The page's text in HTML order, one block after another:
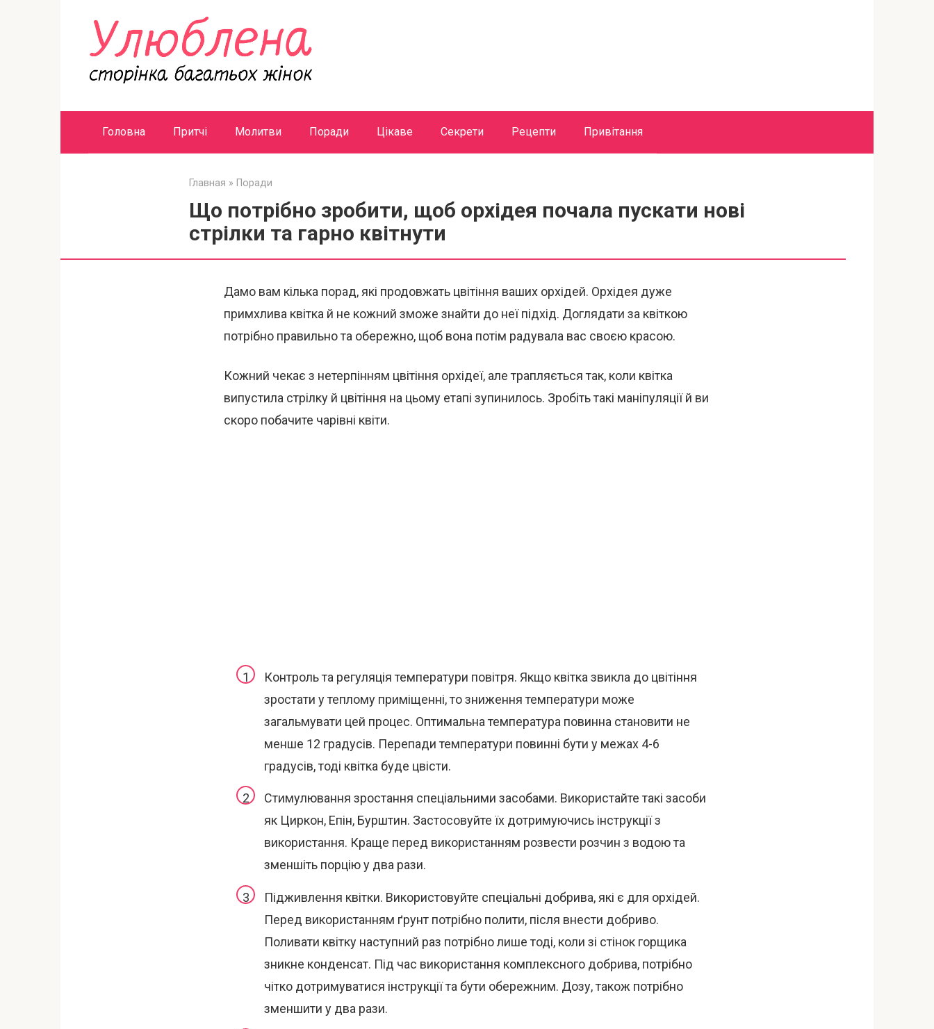
Головна Притчі Молитви Поради Цікаве Секрети Рецепти Привітання
Главная » Поради
Що потрібно зробити, щоб орхідея почала пускати нові
стрілки та гарно квітнути
Дамо вам кілька порад, які продовжать цвітіння ваших орхідей. Орхідея дуже
примхлива квітка й не кожний зможе знайти до неї підхід. Доглядати за квіткою
потрібно правильно та обережно, щоб вона потім радувала вас своєю красою.
Кожний чекає з нетерпінням цвітіння орхідеї, але трапляється так, коли квітка
випустила стрілку й цвітіння на цьому етапі зупинилось. Зробіть такі маніпуляції й ви
скоро побачите чарівні квіти.
Контроль та регуляція температури повітря. Якщо квітка звикла до цвітіння
зростати у теплому приміщенні, то зниження температури може
загальмувати цей процес. Оптимальна температура повинна становити не
менше 12 градусів. Перепади температури повинні бути у межах 4-6
градусів, тоді квітка буде цвісти.
Стимулювання зростання спеціальними засобами. Використайте такі засоби
як Циркон, Епін, Бурштин. Застосовуйте їх дотримуючись інструкції з
використання. Краще перед використанням розвести розчин з водою та
зменшіть порцію у два рази.
Підживлення квітки. Використовуйте спеціальні добрива, які є для орхідей.
Перед використанням ґрунт потрібно полити, після внести добриво.
Поливати квітку наступний раз потрібно лише тоді, коли зі стінок горщика
зникне конденсат. Під час використання комплексного добрива, потрібно
чітко дотримуватися інструкції та бути обережним. Дозу, також потрібно
зменшити у два рази.